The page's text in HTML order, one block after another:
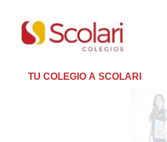
TU COLEGIO A SCOLARI